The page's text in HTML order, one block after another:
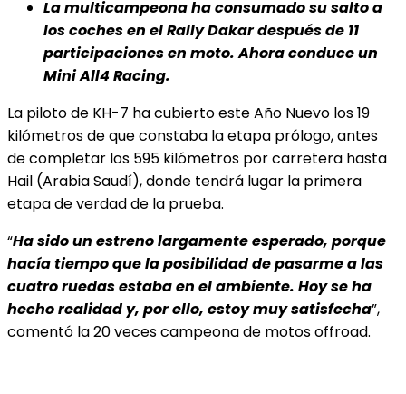
La multicampeona ha consumado su salto a
los coches en el Rally Dakar después de 11
participaciones en moto. Ahora conduce un
Mini All4 Racing.
La piloto de KH-7 ha cubierto este Año Nuevo los 19
kilómetros de que constaba la etapa prólogo, antes
de completar los 595 kilómetros por carretera hasta
Hail (Arabia Saudí), donde tendrá lugar la primera
etapa de verdad de la prueba.
“Ha sido un estreno largamente esperado, porque
hacía tiempo que la posibilidad de pasarme a las
cuatro ruedas estaba en el ambiente. Hoy se ha
hecho realidad y, por ello, estoy muy satisfecha”,
comentó la 20 veces campeona de motos offroad.